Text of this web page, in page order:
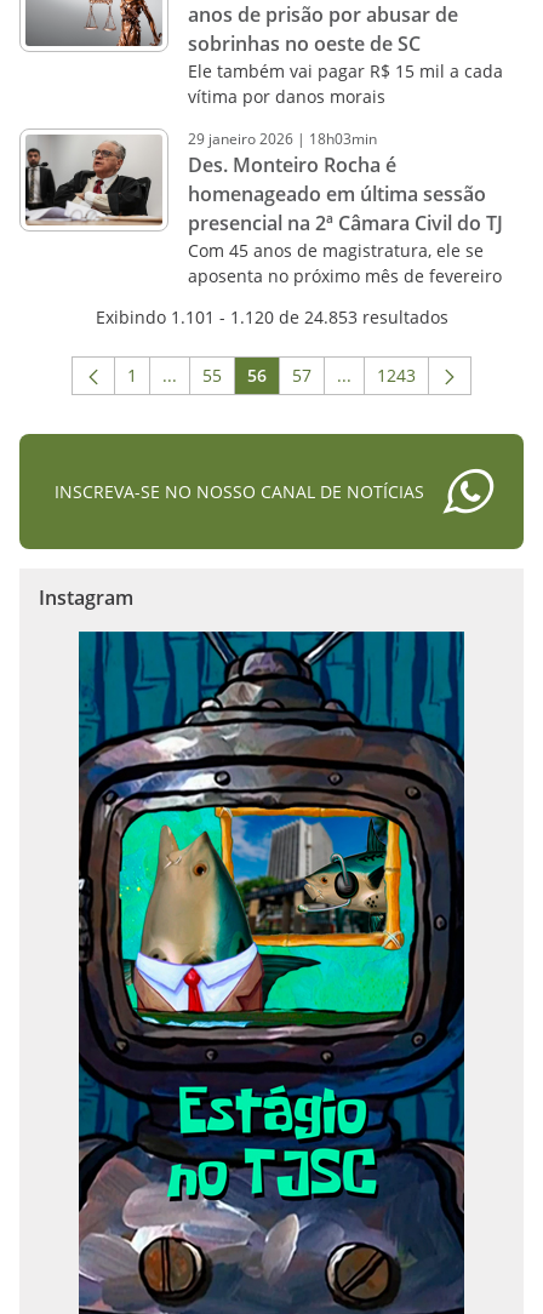
anos de prisão por abusar de
sobrinhas no oeste de SC
Ele também vai pagar R$ 15 mil a cada
vítima por danos morais
29 janeiro2026 | 18h03min
Des. Monteiro Rocha é
homenageado em última sessão
presencial na 2ª Câmara Civil do TJ
Com 45 anos de magistratura, ele se
aposenta no próximo mês de fevereiro
Exibindo 1.101 - 1.120 de 24.853 resultados
Página
1 ...Páginas intermediárias Usar ABA para
Página
55 Página
56 Página
57 ...Páginas intermediárias
Página
1243
INSCREVA-SE NO NOSSO CANAL DE NOTÍCIAS
Instagram